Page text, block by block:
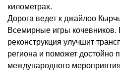
километрах.
Дорога ведет к джайлоо
Всемирные игры кочевников.
реконструкция улучшит
региона и поможет достойно
международного